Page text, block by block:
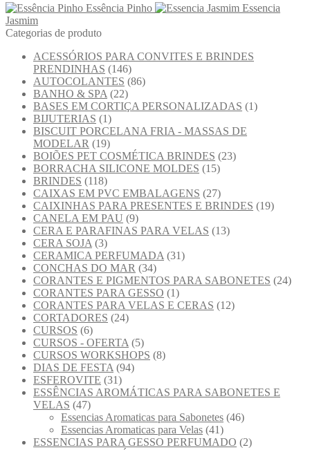
Essência Pinho
Essencia
Jasmim
Categorias de produto
ACESSÓRIOS PARA CONVITES E BRINDES
PRENDINHAS (146)
AUTOCOLANTES (86)
BANHO & SPA (22)
BASES EM CORTIÇA PERSONALIZADAS (1)
BIJUTERIAS (1)
BISCUIT PORCELANA FRIA - MASSAS DE
MODELAR (19)
BOIÕES PET COSMÉTICA BRINDES (23)
BORRACHA SILICONE MOLDES (15)
BRINDES (118)
CAIXAS EM PVC EMBALAGENS (27)
CAIXINHAS PARA PRESENTES E BRINDES (19)
CANELA EM PAU (9)
CERA E PARAFINAS PARA VELAS (13)
CERA SOJA (3)
CERAMICA PERFUMADA (31)
CONCHAS DO MAR (34)
CORANTES E PIGMENTOS PARA SABONETES (24)
CORANTES PARA GESSO (1)
CORANTES PARA VELAS E CERAS (12)
CORTADORES (24)
CURSOS (6)
CURSOS - OFERTA (5)
CURSOS WORKSHOPS (8)
DIAS DE FESTA (94)
ESFEROVITE (31)
ESSÊNCIAS AROMÁTICAS PARA SABONETES E
VELAS (47)
Essencias Aromaticas para Sabonetes (46)
Essencias Aromaticas para Velas (41)
ESSENCIAS PARA GESSO PERFUMADO (2)